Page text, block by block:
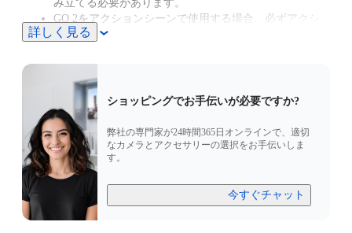
み立てる必要があります。
GO 2をアクションシーンで使用する場合、必ずアクシ
ョンマウントアダプターをご利用ください。
道路利用や交通法規のガイドラインについては専門家に
ご相談ください。 Insta360の製品を使用する際は、必ず
現地の法律や規制に従ってください。 Insta360は、当社
製品の不適切な使用に起因するいかなる法的問題に対し
ても責任を負いません。
GO Ultraに対応。使用には3-Prong to 1/4インチ アダプタ
ー、GO Ultra マグネットマウント、またはアクションマ
ウントが必要です。
詳しく見る
ショッピングでお手伝いが必要ですか?
弊社の専門家が24時間365日オンラインで、適切
なカメラとアクセサリーの選択をお手伝いしま
す。
今すぐチャット